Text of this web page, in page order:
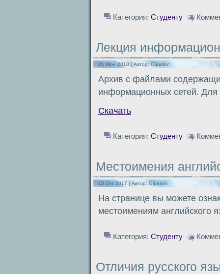
Категория: Студенту
Лекция
21 Июн 2018 | Автор:Giperion
Архив с файлами
информационных сетей. Для
Скачать
Категория: Студенту
Местоимения
15 Окт 2017 | Автор:Giperion
На странице вы можете
местоимениям английского
Категория: Студенту
Отличия русского